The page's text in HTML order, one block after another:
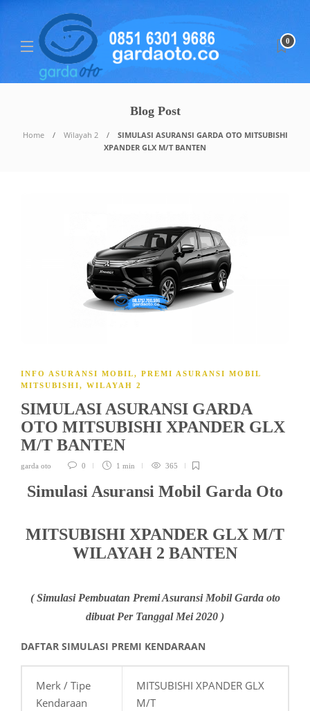
0
Blog Post
Home Wilayah 2
SIMULASI ASURANSI GARDA OTO MITSUBISHI
XPANDER GLX M/T BANTEN
INFO ASURANSI MOBIL, PREMI ASURANSI MOBIL
MITSUBISHI, WILAYAH 2
SIMULASI ASURANSI GARDA
OTO MITSUBISHI XPANDER GLX
M/T BANTEN
garda oto 0 1 min 365
Simulasi Asuransi Mobil Garda Oto
MITSUBISHI XPANDER GLX M/T
WILAYAH 2 BANTEN
( Simulasi Pembuatan Premi Asuransi Mobil Garda oto
dibuat Per Tanggal Mei 2020 )
DAFTAR SIMULASI PREMI KENDARAAN
Merk / Tipe
Kendaraan
MITSUBISHI XPANDER GLX
M/T